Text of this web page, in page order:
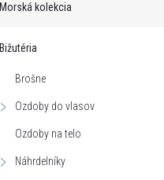
Morská kolekcia
Bižutéria
Brošne
Ozdoby do vlasov
Ozdoby na telo
Náhrdelníky